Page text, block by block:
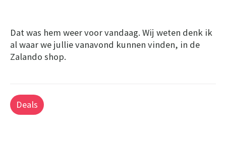
Dat was hem weer voor vandaag. Wij weten denk ik
al waar we jullie vanavond kunnen vinden, in de
Zalando shop.
Deals